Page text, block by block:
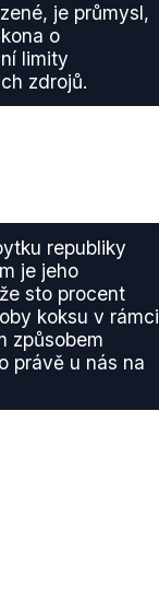
je průmysl,
o
limity
zdrojů.
republiky
je jeho
sto procent
koksu v rámci
způsobem
právě u nás na